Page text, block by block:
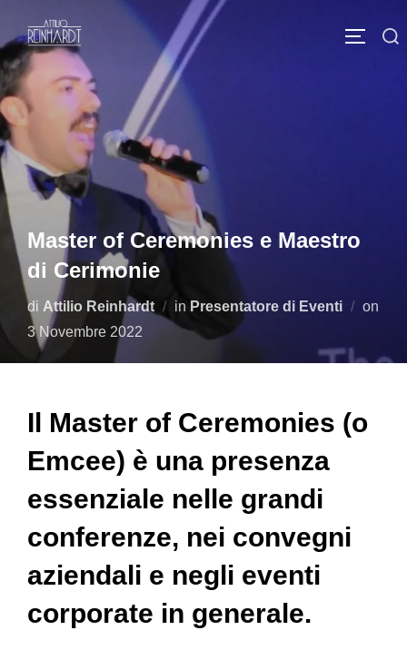
al
contenuto
Cerca
APRI/
Master of Ceremonies e Maestro
di Cerimonie
di Attilio Reinhardt in Presentatore di Eventi
on
Pubblicato
3 Novembre 2022
Il Master of Ceremonies (o
Emcee) è una presenza
essenziale nelle grandi
conferenze, nei convegni
aziendali e negli eventi
corporate in generale.